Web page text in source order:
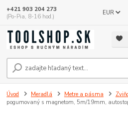
EUR
+421 903 204 273
(Po-Pia, 8-16 hod.)
Úvod Meradlá Metre a pásma
pogumovaný s magnetom, 5m/19mm,